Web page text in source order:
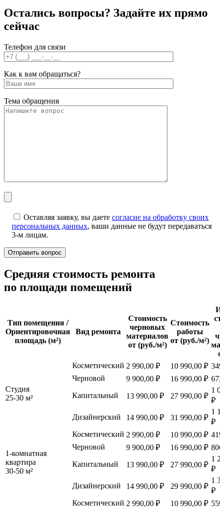
Остались вопросы? Задайте их прямо
сейчас
Телефон для связи
Как к вам обращаться?
Тема обращения
Оставляя заявку, вы даете согласие на обработку своих
персональных данных, ваши данные не будут передаваться
3-м лицам.
Cредняя стоимость ремонта
по площади помещений
Тип помещения /
Ориентировочная
площадь (м²)
Вид ремонта
Стоимость
черновых
материалов
от (руб./м²)
Стоимость
работы
от (руб./м²)
Студия
25-30 м²
Косметический 2 990,00 ₽ 10 990,00 ₽
Черновой
9 900,00 ₽ 16 990,00 ₽
Капитальный
13 990,00 ₽ 27 990,00 ₽
1
₽
Дизайнерский
14 990,00 ₽ 31 990,00 ₽
1
₽
1-комнатная
квартира
30-50 м²
Косметический 2 990,00 ₽ 10 990,00 ₽
Черновой
9 900,00 ₽ 16 990,00 ₽
Капитальный
13 990,00 ₽ 27 990,00 ₽
1
₽
Дизайнерский
14 990,00 ₽ 29 990,00 ₽
1
₽
Косметический 2 990,00 ₽ 10 990,00 ₽